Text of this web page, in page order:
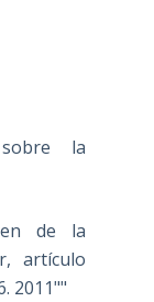
la
de la
artículo
2011""